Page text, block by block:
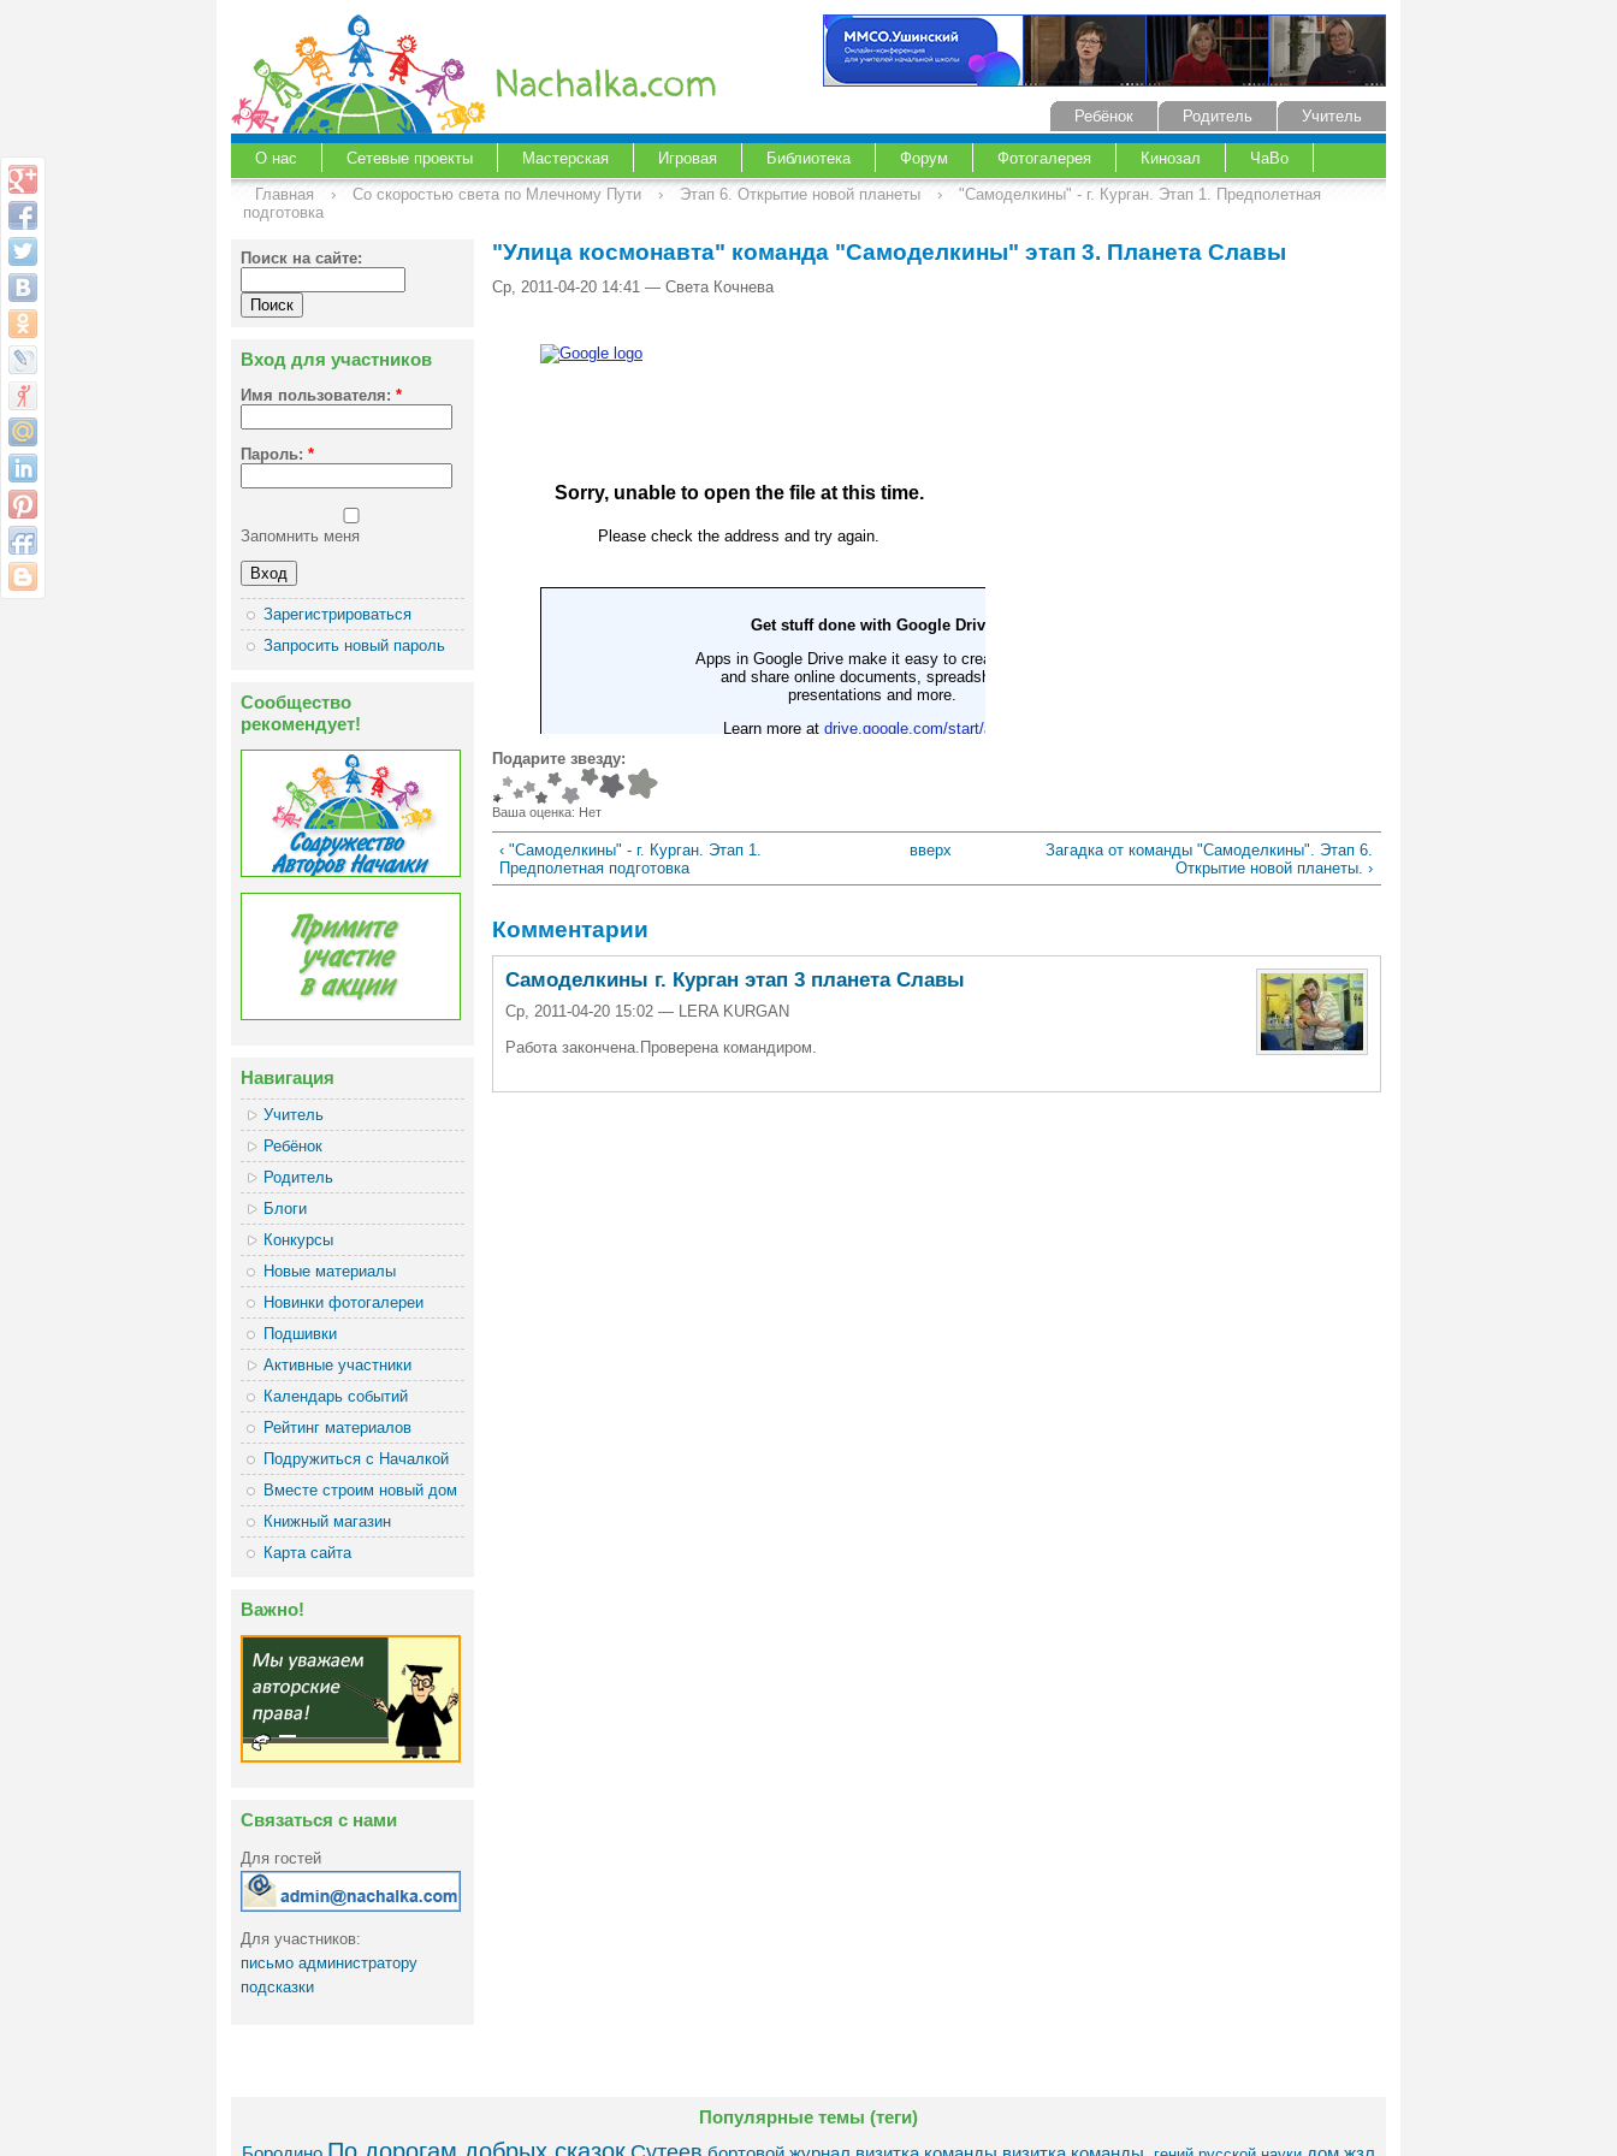
Учитель
Родитель
Ребёнок
О нас Сетевые проекты Мастерская Игровая Библиотека Форум Фотогалерея Кинозал
ЧаВо
Главная
› Со скоростью света по Млечному Пути › Этап 6. Открытие новой планеты ›
"Самоделкины" - г. Курган. Этап 1. Предполетная
подготовка
Поиск на сайте:
Вход для участников
Имя пользователя: *
Пароль: *
Запомнить меня
Зарегистрироваться
Запросить новый пароль
Сообщество
рекомендует!
Навигация
Учитель
Ребёнок
Родитель
Блоги
Конкурсы
Новые материалы
Новинки фотогалереи
Подшивки
Активные участники
Календарь событий
Рейтинг материалов
Подружиться с Началкой
Вместе строим новый дом
Книжный магазин
Карта сайта
Важно!
Связаться с нами
Для гостей
Для участников:
письмо администратору
подсказки
"Улица космонавта" команда "Самоделкины" этап 3. Планета Славы
Ср, 2011-04-20 14:41 — Света Кочнева
Подарите звезду:
Ваша оценка: Нет
‹ "Самоделкины" - г. Курган. Этап 1.
Предполетная подготовка
вверх
Загадка от команды "Самоделкины". Этап 6.
Открытие новой планеты. ›
Комментарии
Самоделкины г. Курган этап 3 планета Славы
Ср, 2011-04-20 15:02 — LERA KURGAN
Работа закончена.Проверена командиром.
Популярные темы (теги)